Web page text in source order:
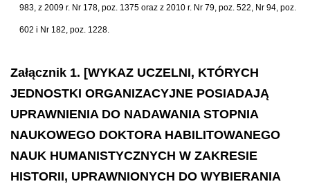
983, z 2009 r. Nr 178, poz. 1375 oraz z 2010 r. Nr 79, poz. 522, Nr 94, poz.
602 i Nr 182, poz. 1228.
Załącznik 1. [WYKAZ UCZELNI, KTÓRYCH
JEDNOSTKI ORGANIZACYJNE POSIADAJĄ
UPRAWNIENIA DO NADAWANIA STOPNIA
NAUKOWEGO DOKTORA HABILITOWANEGO
NAUK HUMANISTYCZNYCH W ZAKRESIE
HISTORII, UPRAWNIONYCH DO WYBIERANIA